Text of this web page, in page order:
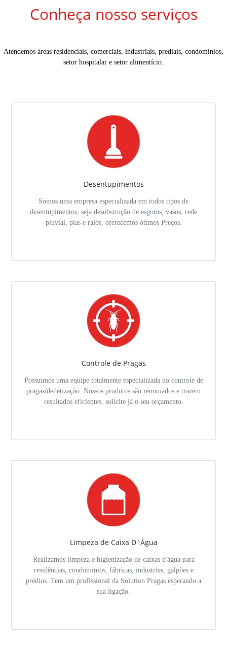
Conheça nosso serviços
Atendemos áreas residenciais, comerciais, industriais, prediais, condomínios,
setor hospitalar e setor alimentício.
Desentupimentos
Somos uma empresa especializada em todos tipos de
desentupimentos, seja desobstrução de esgotos, vasos, rede
pluvial, pias e ralos, oferecemos ótimos Preços.
Controle de Pragas
Possuímos uma equipe totalmente especializada no controle de
pragas/dedetização. Nossos produtos são renomados e trazem
resultados eficientes, solicite já o seu orçamento.
Limpeza de Caixa D`Água
Realizamos limpeza e higienização de caixas d'água para
residências, condominios, fábricas, industrias, galpões e
prédios. Tem um profissional da Solution Pragas esperando a
sua ligação.